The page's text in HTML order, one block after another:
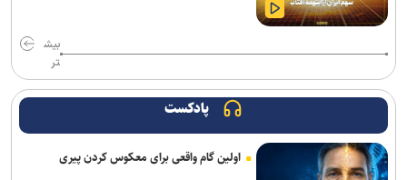
تأکید سرپرست دانشگاه فرهنگیان بر حکمرانی مشارکتی و همکاری‌های
رئیس شورای تحول علوم انسانی: شورای تحول ظرفیت مکمل وزارت علوم
برای شتاب‌بخشی به تحول در آموزش عالی است
آغاز رسمی طرح هوش مصنوعی در مدارس سما استان تهران از مهر ماه؛
توسعه به استان‌های دیگر در دستور کار
بیش
تر
پادکست
اولین گام واقعی برای معکوس کردن پیری